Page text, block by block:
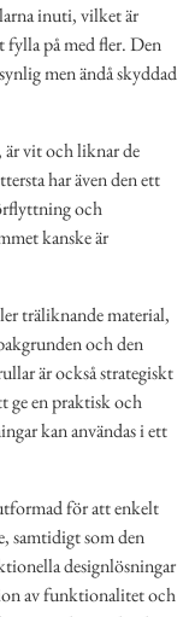
inuti, vilket är
fylla på med fler. Den
men ändå skyddad
är vit och liknar de
har även den ett
och
kanske är
träliknande material,
och den
är också strategiskt
ge en praktisk och
kan användas i ett
för att enkelt
samtidigt som den
designlösningar
av funktionalitet och